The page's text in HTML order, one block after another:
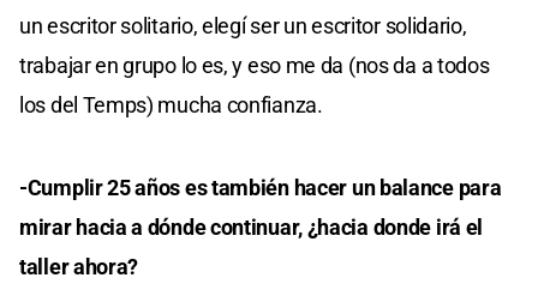
un escritor solitario, elegí ser un escritor solidario,
trabajar en grupo lo es, y eso me da (nos da a todos
los del Temps) mucha confianza.
-Cumplir 25 años es también hacer un balance para
mirar hacia a dónde continuar, ¿hacia donde irá el
taller ahora?